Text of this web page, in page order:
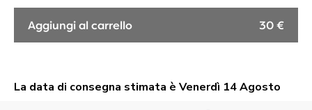
Aggiungi al carrello 30 €